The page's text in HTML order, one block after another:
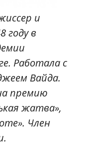
и
году в
Работала с
Вайда.
премию
жатва»,
Член